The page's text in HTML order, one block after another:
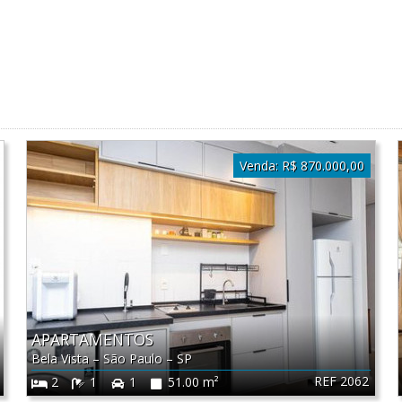
REF 2062
APARTAMENTOS
Bela Vista–São Paulo–SP
2
1 1 51.00 m²
Venda: R$ 870.000,00